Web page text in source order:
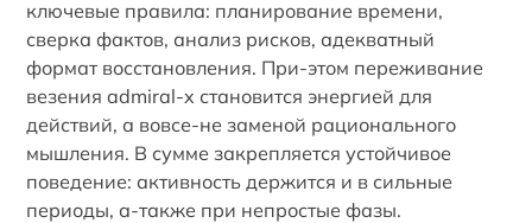
ключевые правила: планирование времени,
сверка фактов, анализ рисков, адекватный
формат восстановления. При-этом переживание
везения admiral-x становится энергией для
действий, а вовсе-не заменой рационального
мышления. В сумме закрепляется устойчивое
поведение: активность держится и в сильные
периоды, а-также при непростые фазы.